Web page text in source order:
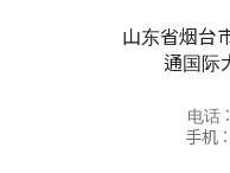
山东省烟台
通国际
电话
手机